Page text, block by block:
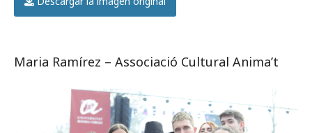
Prueba la búsqueda avanzada
Maria Ramírez – Associació Cultural Anima’t